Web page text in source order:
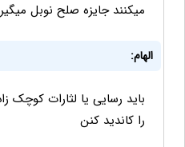
میکنند جایزه صلح نوبل
الهام:
باید رسایی یا لثارات کوچک
را کاندید کنن